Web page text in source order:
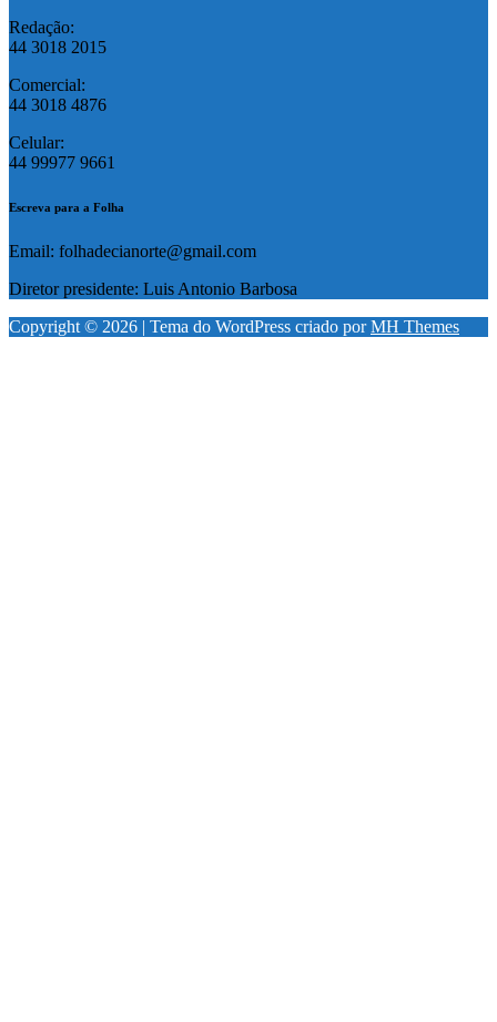
Redação:
44 3018 2015
Comercial:
44 3018 4876
Celular:
44 99977 9661
Escreva para a Folha
Email: folhadecianorte@gmail.com
Diretor presidente: Luis Antonio Barbosa
Copyright © 2026 | Tema do WordPress criado porMH Themes